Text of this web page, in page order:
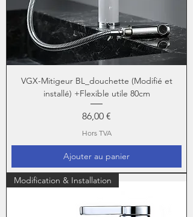
VGX-Mitigeur BL_douchette (Modifié et
installé) +Flexible utile 80cm
Prix
86,00 €
Hors TVA
Ajouter au panier
Modification & Installation